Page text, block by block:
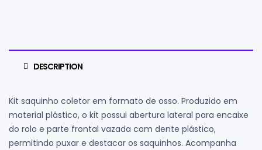
DESCRIPTION
Kit saquinho coletor em formato de osso. Produzido em
material plástico, o kit possui abertura lateral para encaixe
do rolo e parte frontal vazada com dente plástico,
permitindo puxar e destacar os saquinhos. Acompanha